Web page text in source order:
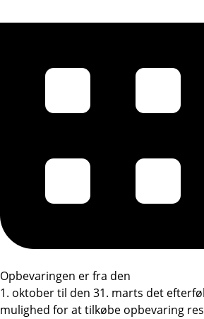
Opbevaringen er fra den
1. oktober til den 31. marts det
mulighed for at tilkøbe opbevaring